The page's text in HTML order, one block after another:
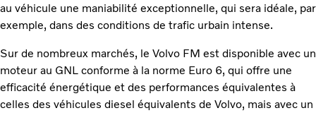
au véhicule une maniabilité exceptionnelle, qui sera idéale, par
exemple, dans des conditions de trafic urbain intense.
Sur de nombreux marchés, le Volvo FM est disponible avec un
moteur au GNL conforme à la norme Euro 6, qui offre une
efficacité énergétique et des performances équivalentes à
celles des véhicules diesel équivalents de Volvo, mais avec un